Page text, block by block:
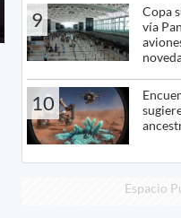
9
Copa
vía
10
Espacio